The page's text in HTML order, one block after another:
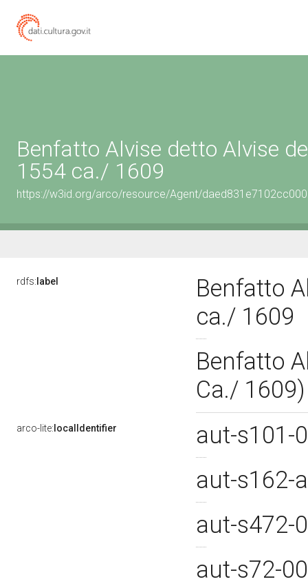
Benfatto Alvise detto Alvise
1554 ca./ 1609
https://w3id.org/arco/resource/Agent/
rdfs: label
Benfatto
ca./ 1609
Benfatto
Ca./
arco-lite: localIdentifier
aut-s101-
aut-s162-
aut-s472-
aut-s72-